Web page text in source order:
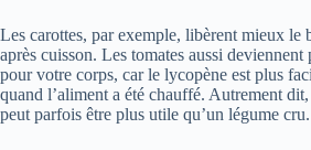
Les carottes, par exemple, libèrent mieux le
après cuisson. Les tomates aussi deviennent
pour votre corps, car le lycopène est plus
quand l’aliment a été chauffé. Autrement
peut parfois être plus utile qu’un légume cru.